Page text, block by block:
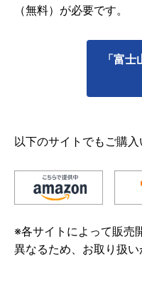
（無料）が必要です。
「富
以下のサイトでもご購入
※各サイトによって販売
異なるため、お取り扱い